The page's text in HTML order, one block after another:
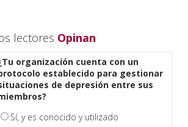
lectores Opinan
organización cuenta con un
establecido para gestionar
de depresión entre sus
Sí, y es conocido y utilizado